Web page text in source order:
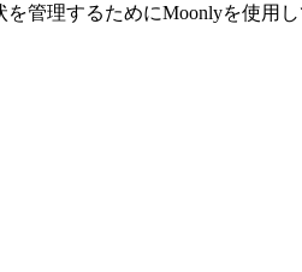
管理するためにMoonlyを使用し